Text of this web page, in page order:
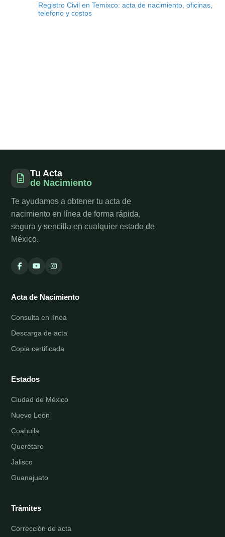
Registro Civil en Temixco: acta de nacimiento, oficinas,
telefono y costos
Tu Acta
de Nacimiento
Te ayudamos a obtener tu acta de
nacimiento en línea de forma rápida,
segura y sencilla en cualquier estado de
México.
Acta de Nacimiento
Consulta en línea
Descarga de acta
Copia certificada
Estados
Ciudad de México
Nuevo León
Coahuila
Querétaro
Jalisco
Guanajuato
Trámites
Corrección de acta